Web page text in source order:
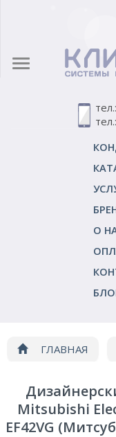
О
ГЛАВНАЯ
Mitsubishi
EF42VG